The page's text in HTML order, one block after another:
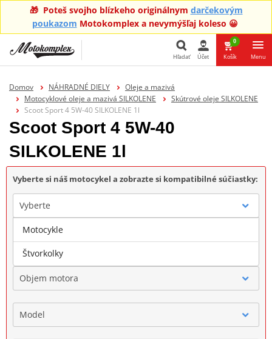
🎁 Poteš svojho blízkeho originálnym darčekovým
poukazom Motokomplex a nevymýšľaj koleso 😀
Hľadať Účet
0
Košík Menu
Domov NÁHRADNÉ DIELY
Oleje a mazivá
Motocyklové oleje a mazivá SILKOLENE
Skútrové oleje SILKOLENE
Scoot Sport 4 5W-40 SILKOLENE 1l
Scoot Sport 4 5W-40
SILKOLENE 1l
Vyberte si náš motocykel a zobrazte si kompatibilné súčiastky:
Vyberte
Značka
Objem motora
Model
Motocykle
Štvorkolky